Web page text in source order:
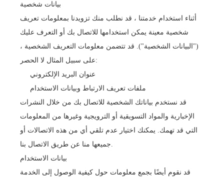
بيانات شخصية
أثناء استخدام خدمتنا ، قد نطلب منك تزويدنا بمعلومات تعريف
شخصية معينة يمكن استخدامها للاتصال بك أو التعرف عليك
("البيانات الشخصية"). قد تتضمن معلومات التعريف الشخصية ،
على سبيل المثال لا الحصر:
عنوان البريد الإلكتروني
ملفات تعريف الارتباط وبيانات الاستخدام
قد نستخدم بياناتك الشخصية للاتصال بك من خلال النشرات
الإخبارية والمواد التسويقية أو الترويجية وغيرها من المعلومات
التي قد تهمك. يمكنك اختيار عدم تلقي أي من هذه الاتصالات أو
جميعها منا عن طريق الاتصال بنا.
بيانات الاستخدام
قد نقوم أيضًا بجمع معلومات حول كيفية الوصول إلى الخدمة